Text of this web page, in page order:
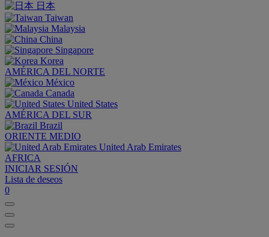
日本
Taiwan
Malaysia
China
Singapore
Korea
AMÉRICA DEL NORTE
México
Canada
United States
AMÉRICA DEL SUR
Brazil
ORIENTE MEDIO
United Arab Emirates
AFRICA
INICIAR SESIÓN
Lista de deseos
0